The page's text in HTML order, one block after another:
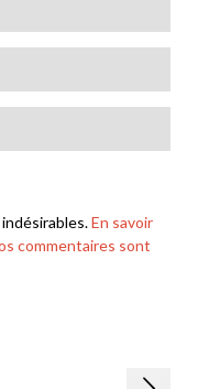
En savoir
commentaires sont